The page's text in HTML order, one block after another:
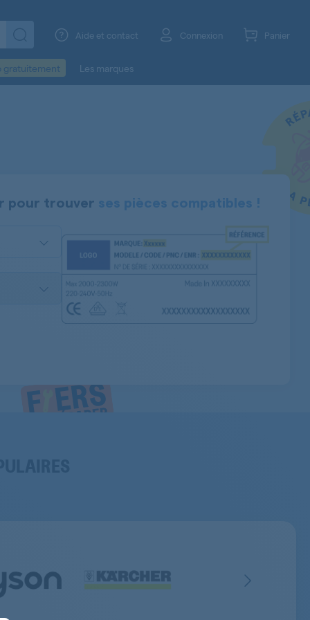
Aide et contact Connexion Panier
gratuitement Les marques
pour trouver ses pièces compatibles !